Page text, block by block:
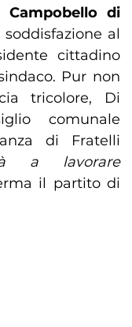
Campobello di
al
cittadino
Pur non
tricolore, Di
comunale
di Fratelli
a lavorare
il partito di